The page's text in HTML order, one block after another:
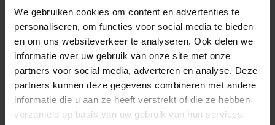
We gebruiken cookies om content en advertenties te
personaliseren, om functies voor social media te bieden
en om ons websiteverkeer te analyseren. Ook delen we
informatie over uw gebruik van onze site met onze
partners voor social media, adverteren en analyse. Deze
partners kunnen deze gegevens combineren met andere
informatie die u aan ze heeft verstrekt of die ze hebben
verzameld op basis van uw gebruik van hun services.
Hoe komt dat?
Wij hebben de pagina verplaatst of verwijderd
Er zit een kleine typefout in het adres. Check je dit
even?